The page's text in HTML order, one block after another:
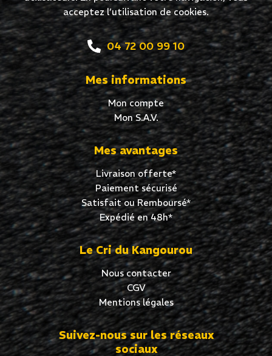
acceptez l’utilisation de cookies.
04 72 00 99 10
Mes informations
Mon compte
Mon S.A.V.
Mes avantages
Livraison offerte*
Paiement sécurisé
Satisfait ou Remboursé*
Expédié en 48h*
Le Cri du Kangourou
Nous contacter
CGV
Mentions légales
Suivez-nous sur les réseaux
sociaux